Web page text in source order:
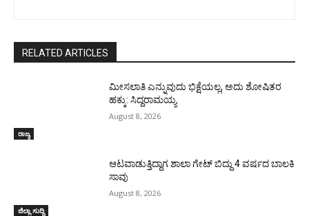
RELATED ARTICLES
ರಾಜ್ಯ
ಮೀಸಲಾತಿ ಎನ್ನುವುದು ಭಿಕ್ಷೆಯಲ್ಲ, ಅದು ಶೋಷಿತರ
ಹಕ್ಕು: ಸಿದ್ದರಾಮಯ್ಯ
August 8, 2026
ಜಿಲ್ಲಾ ಸುದ್ದಿ
ಆಟವಾಡುತ್ತಿದ್ದಾಗ ಶಾಲಾ ಗೇಟ್‌ ಬಿದ್ದು 4 ವರ್ಷದ ಬಾಲಕಿ
ಸಾವು
August 8, 2026